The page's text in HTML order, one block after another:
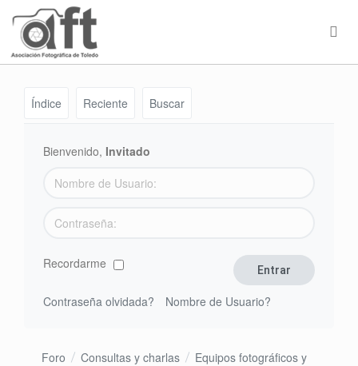
Índice Reciente Buscar
Bienvenido, Invitado
Recordarme
Contraseña olvidada? Nombre de Usuario?
Foro Consultas y charlas
Equipos fotográficos y